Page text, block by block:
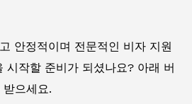
안정적이며 전문적인 비자 지원
시작할 준비가 되셨나요? 아래 버
으세요.